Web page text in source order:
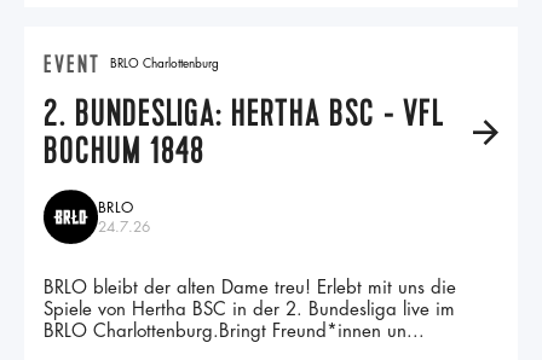
EVENT BRLO Charlottenburg
2. BUNDESLIGA: HERTHA BSC - VFL
BOCHUM 1848 A
BRLO
24.7.26
BRLO bleibt der alten Dame treu! Erlebt mit uns die
Spiele von Hertha BSC in der 2. Bundesliga live im
BRLO Charlottenburg.Bringt Freund*innen un...